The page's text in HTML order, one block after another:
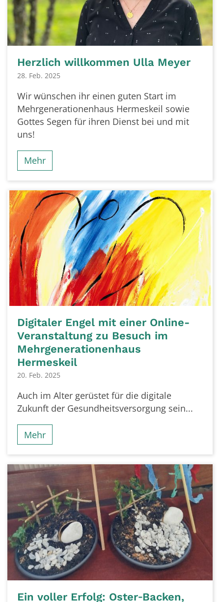
Herzlich willkommen Ulla Meyer
28. Feb. 2025
Wir wünschen ihr einen guten Start im
Mehrgenerationenhaus Hermeskeil sowie
Gottes Segen für ihren Dienst bei und mit
uns!
Mehr
Digitaler Engel mit einer Online-
Veranstaltung zu Besuch im
Mehrgenerationenhaus
Hermeskeil
20. Feb. 2025
Auch im Alter gerüstet für die digitale
Zukunft der Gesundheitsversorgung sein...
Mehr
Ein voller Erfolg: Oster‑Backen,